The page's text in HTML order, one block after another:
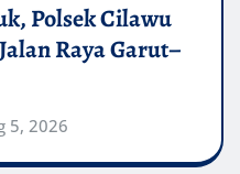
Polsek Cilawu
Raya Garut–
5, 2026